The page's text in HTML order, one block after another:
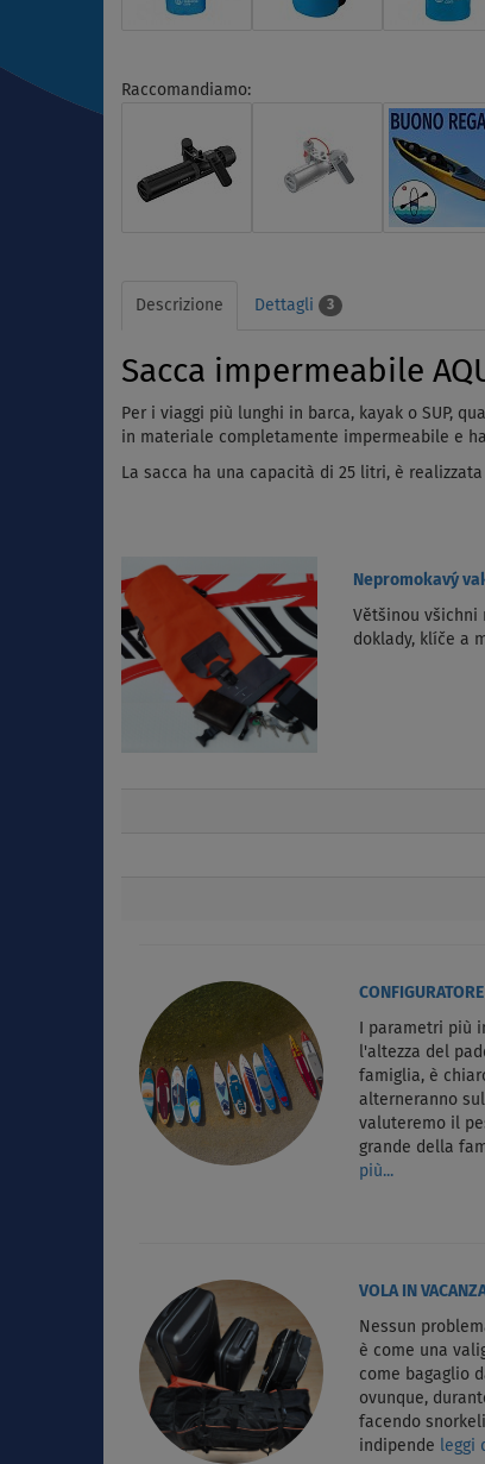
Raccomandiamo:
Descrizione Dettagli 3
Sacca impermeabile
Per i viaggi più lunghi in barca, kayak o SUP,
in materiale completamente impermeabile e
La sacca ha una capacità di 25 litri, è
Nepromokavý
Většinou všichni
doklady, klíče a
I parametri più
l'altezza del
famiglia, è
alterneranno
valuteremo il
grande della
più...
VOLA IN
Nessun
è come una
come bagaglio
ovunque,
facendo
indipende
leggi